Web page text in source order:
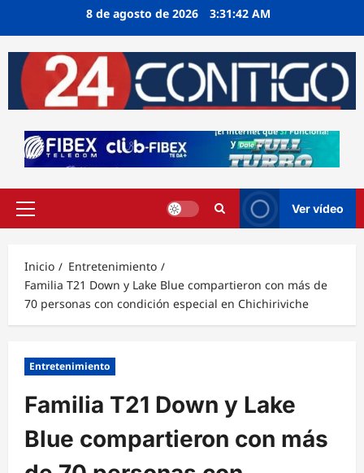
8 de agosto de 2026 3:31:43 AM
Menú
Ver vídeo
Inicio
Entretenimiento
Familia T21 Down y Lake Blue compartieron con más de
70 personas con condición especial en Chichiriviche
Entretenimiento
Familia T21 Down y Lake
Blue compartieron con más